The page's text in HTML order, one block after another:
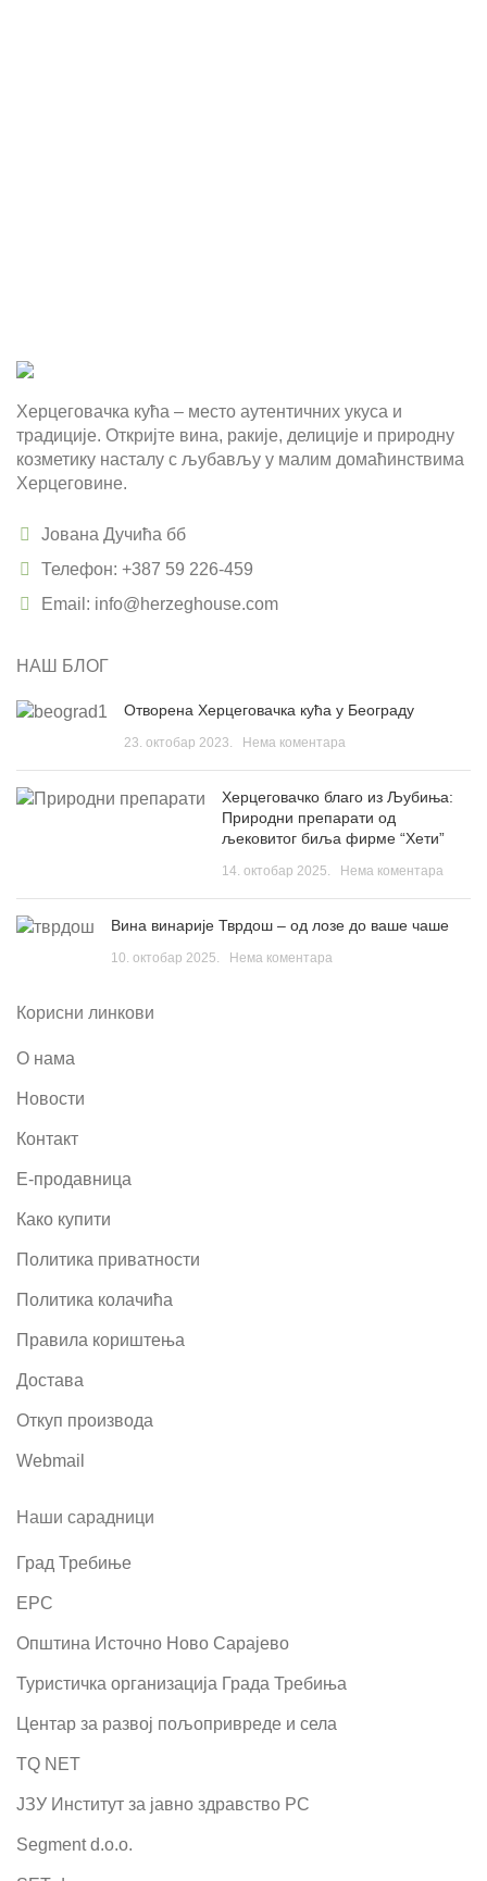
Херцеговачка кућа – место аутентичних укуса и
традиције. Откријте вина, ракије, делиције и природну
козметику насталу с љубављу у малим домаћинствима
Херцеговине.
Јована Дучића бб
Телефон: +387 59 226-459
Email: info@herzeghouse.com
НАШ БЛОГ
Отворена Херцеговачка кућа у Београду
23. октобар 2023. Нема коментара
Херцеговачко благо из Љубиња:
Природни препарати од
љековитог биља фирме “Хети”
14. октобар 2025. Нема коментара
Вина винарије Тврдош – од лозе до ваше чаше
10. октобар 2025. Нема коментара
Корисни линкови
О нама
Новости
Контакт
Е-продавница
Како купити
Политика приватности
Политика колачића
Правила кориштења
Достава
Откуп производа
Webmail
Наши сарадници
Град Требиње
ЕРС
Општина Источно Ново Сарајево
Туристичка организација Града Требиња
Центар за развој пољопривреде и села
TQ NET
ЈЗУ Институт за јавно здравство РС
Segment d.o.o.